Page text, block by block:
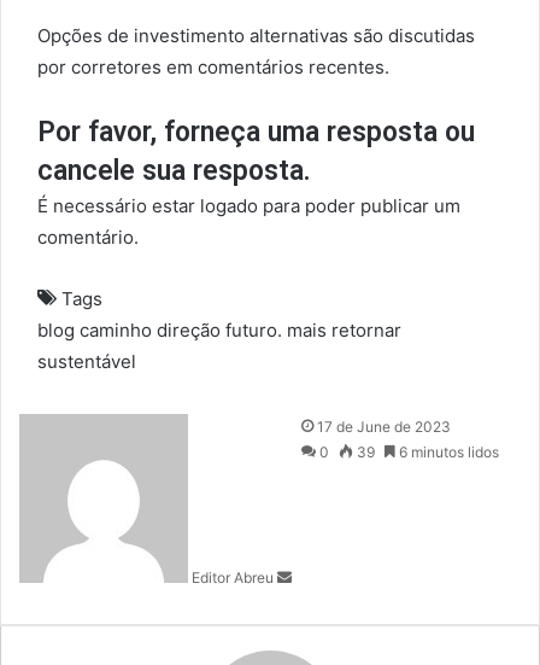
Opções de investimento alternativas são discutidas
por corretores em comentários recentes.
Por favor, forneça uma resposta ou
cancele sua resposta.
É necessário estar logado para poder publicar um
comentário.
Tags
blog caminho direção futuro. mais retornar
sustentável
Editor Abreu
a
i
17 de June de 2023
0
39 6 minutos lidos